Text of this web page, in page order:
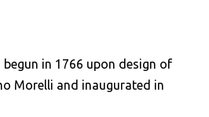
begun in 1766 upon design of
Morelli and inaugurated in